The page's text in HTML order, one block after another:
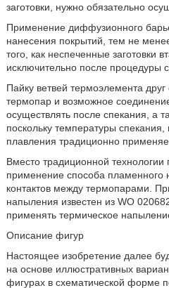
заготовки, нужно обязательно
Применение диффузионного
нанесения покрытий, тем не
того, как неспеченные заготовки
исключительно после процедуры
Пайку ветвей термоэлемента
термопар и возможное
осуществлять после спекания, а
поскольку температуры
плавления традиционно
Вместо традиционной технологии
применение способа пламенного
контактов между термопарами.
напыления известен из WO
применять термическое
Описание фигур
Настоящее изобретение далее
на основе иллюстративных
фигурах в схематической форме